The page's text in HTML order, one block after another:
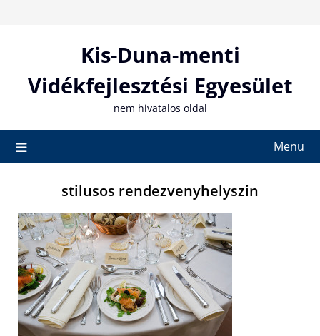
Kis-Duna-menti
Vidékfejlesztési Egyesület
nem hivatalos oldal
Menu
stilusos rendezvenyhelyszin